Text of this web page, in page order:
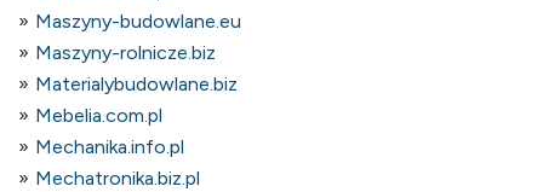
Maszyny-budowlane.eu
Maszyny-rolnicze.biz
Materialybudowlane.biz
Mebelia.com.pl
Mechanika.info.pl
Mechatronika.biz.pl